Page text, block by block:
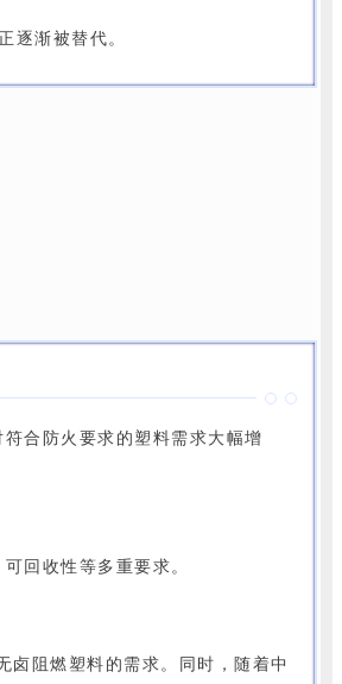
逐渐被替代。
合防火要求的塑料需求大幅增
回收性等多重要求。
卤阻燃塑料的需求。同时，随着中